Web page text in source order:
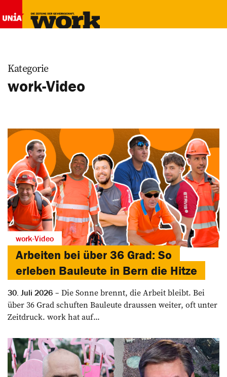
Kategorie
work-Video
work-Video
Arbeiten bei über 36 Grad: So
erleben Bauleute in Bern die Hitze
30. Juli 2026
Die Sonne brennt, die Arbeit bleibt. Bei
über 36 Grad schuften Bauleute draussen weiter, oft unter
Zeitdruck. work hat auf...